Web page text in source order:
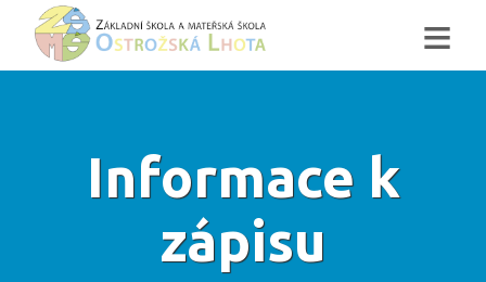
≡
Informace k
zápisu